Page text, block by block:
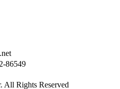
86549
All Rights Reserved